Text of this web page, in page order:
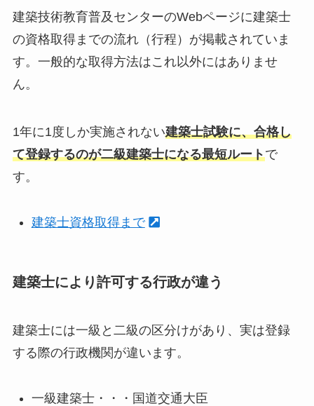
建築技術教育普及センターのWebページに建築士
の資格取得までの流れ（行程）が掲載されていま
す。一般的な取得方法はこれ以外にはありませ
ん。
1年に1度しか実施されない建築士試験に、合格し
て登録するのが二級建築士になる最短ルートで
す。
建築士資格取得まで
建築士により許可する行政が違う
建築士には一級と二級の区分けがあり、実は登録
する際の行政機関が違います。
一級建築士・・・国道交通大臣